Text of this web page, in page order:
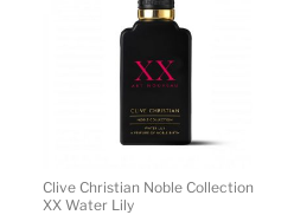
Clive Christian Noble Collection
XX Water Lily